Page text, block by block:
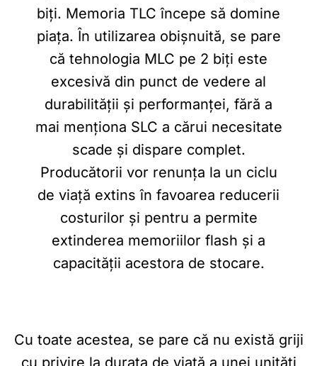
biți. Memoria TLC începe să domine
piața. În utilizarea obișnuită, se pare
că tehnologia MLC pe 2 biți este
excesivă din punct de vedere al
durabilității și performanței, fără a
mai menționa SLC a cărui necesitate
scade și dispare complet.
Producătorii vor renunța la un ciclu
de viață extins în favoarea reducerii
costurilor și pentru a permite
extinderea memoriilor flash și a
capacității acestora de stocare.
Cu toate acestea, se pare că nu există griji
cu privire la durata de viață a unei unități